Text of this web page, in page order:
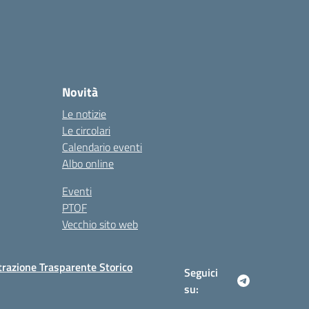
Novità
Le notizie
Le circolari
Calendario eventi
Albo online
Eventi
PTOF
Vecchio sito web
Trasparente Storico
Seguici
su: